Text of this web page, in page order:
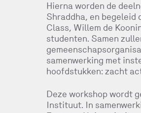
Hierna worden de
Shraddha, en
Class, Willem de
studenten. Samen
samenwerking met
hoofdstukken: zacht
Deze workshop wordt
Instituut. In